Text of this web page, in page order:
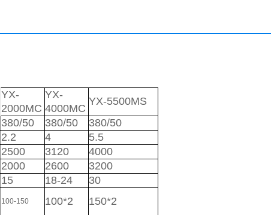
YX-
2000MC
YX-
4000MC
YX-5500MS
380/50 380/50
380/50
2.2 4
5.5
2500 3120
4000
2000 2600
3200
15 18-24
30
100-150 100*2
150*2